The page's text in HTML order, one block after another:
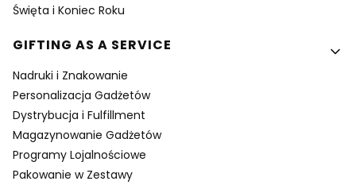
Święta i Koniec Roku
GIFTING AS A SERVICE
Nadruki i Znakowanie
Personalizacja Gadżetów
Dystrybucja i Fulfillment
Magazynowanie Gadżetów
Programy Lojalnościowe
Pakowanie w Zestawy